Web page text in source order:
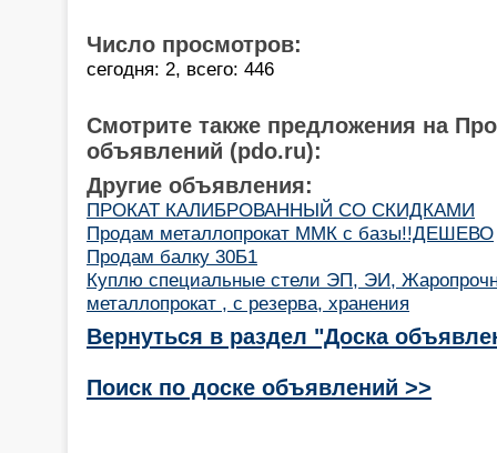
Число просмотров:
сегодня: 2, всего: 446
Смотрите также предложения на
объявлений (pdo.ru):
Другие объявления:
ПРОКАТ КАЛИБРОВАННЫЙ СО СКИДКАМИ
Продам металлопрокат ММК с базы!!ДЕШЕВО
Продам балку 30Б1
Куплю специальные стели ЭП, ЭИ,
металлопрокат , с резерва, хранения
Вернуться в раздел "Доска
Поиск по доске объявлений >>